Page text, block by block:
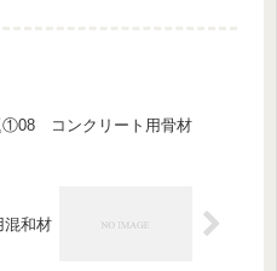
①08 コンクリート用骨材
和材